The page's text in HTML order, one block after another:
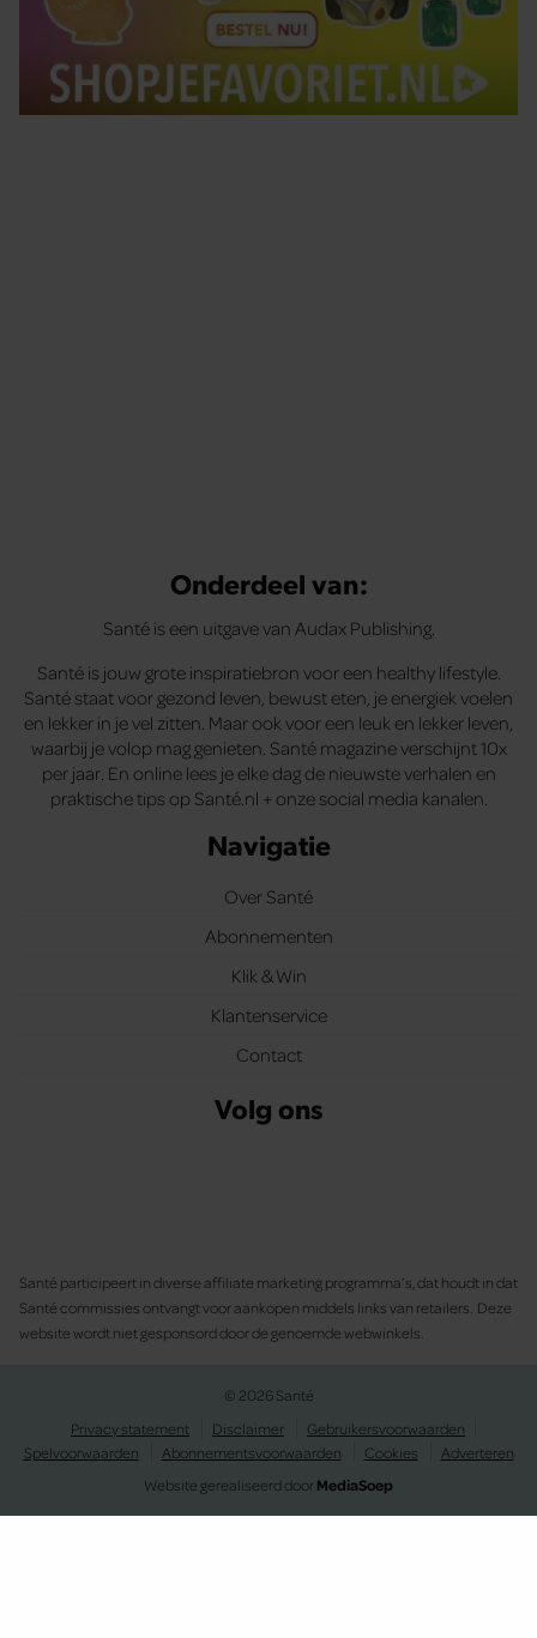
Onderdeel van:
Santé is een uitgave van Audax Publishing.
Santé is jouw grote inspiratiebron voor een healthy lifestyle.
Santé staat voor gezond leven, bewust eten, je energiek voelen
en lekker in je vel zitten. Maar ook voor een leuk en lekker leven,
waarbij je volop mag genieten. Santé magazine verschijnt 10x
per jaar. En online lees je elke dag de nieuwste verhalen en
praktische tips op Santé.nl + onze social media kanalen.
Navigatie
Over Santé
Abonnementen
Klik & Win
Klantenservice
Contact
Volg ons
Santé participeert in diverse affiliate marketing programma’s, dat houdt in dat
Santé commissies ontvangt voor aankopen middels links van retailers. Deze
website wordt niet gesponsord door de genoemde webwinkels.
© 2026 Santé
Privacy statement
Disclaimer
Gebruikersvoorwaarden
Spelvoorwaarden
Abonnementsvoorwaarden Cookies
Adverteren
Website gerealiseerd doorMediaSoep